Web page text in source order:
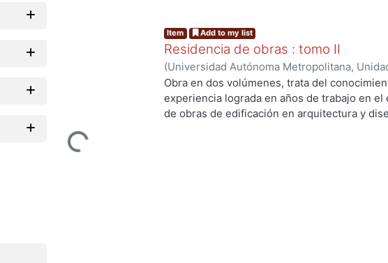
Loading...
Item Add to my list
Residencia de obras : tomo II
(Universidad Autónoma Metropolitana,
Artes para el Diseño, Departamento de
Jiménez Trejo, Joaquín ;Azorín Bernárdez,
Franco Daza, Guadalupe;Poó Rubio, Aurora,
Obra en dos volúmenes, trata del
experiencia lograda en años de trabajo en
de obras de edificación en arquitectura y